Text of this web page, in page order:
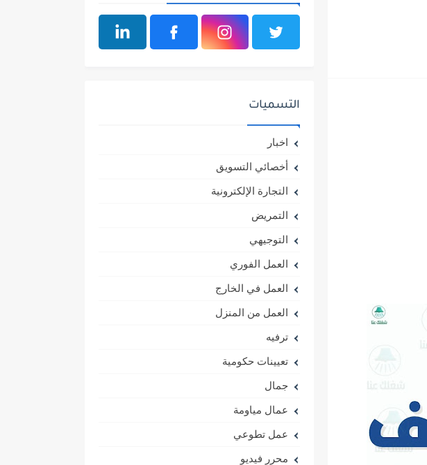
التسميات
اخبار
أخصائي التسويق
التجارة الإلكترونية
التمريض
التوجيهي
العمل الفوري
العمل في الخارج
العمل من المنزل
ترفيه
تعيينات حكومية
جمال
عمال مياومة
عمل تطوعي
محرر فيديو